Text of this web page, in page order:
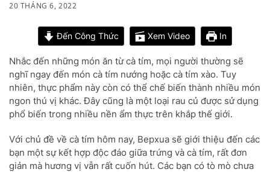
20 THÁNG 6, 2022
Đến Công Thức Xem Video In
Nhắc đến những món ăn từ cà tím, mọi người thường sẽ
nghĩ ngay đến món cà tím nướng hoặc cà tím xào. Tuy
nhiên, thực phẩm này còn có thể chế biến thành nhiều món
ngon thú vị khác. Đây cũng là một loại rau củ được sử dụng
phổ biến trong nhiều nền ẩm thực trên khắp thế giới.
Với chủ đề về cà tím hôm nay, Bepxua sẽ giới thiệu đến các
bạn một sự kết hợp độc đáo giữa trứng và cà tím, rất đơn
giản mà hương vị vẫn rất cuốn hút. Các bạn có tò mò chưa